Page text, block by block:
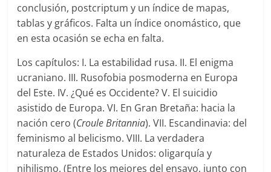
conclusión, postcriptum y un índice de mapas,
tablas y gráficos. Falta un índice onomástico, que
en esta ocasión se echa en falta.
Los capítulos: I. La estabilidad rusa. II. El enigma
ucraniano. III. Rusofobia posmoderna en Europa
del Este. IV. ¿Qué es Occidente? V. El suicidio
asistido de Europa. VI. En Gran Bretaña: hacia la
nación cero (Croule Britannia). VII. Escandinavia: del
feminismo al belicismo. VIII. La verdadera
naturaleza de Estados Unidos: oligarquía y
nihilismo. (Entre los mejores del ensayo, junto con